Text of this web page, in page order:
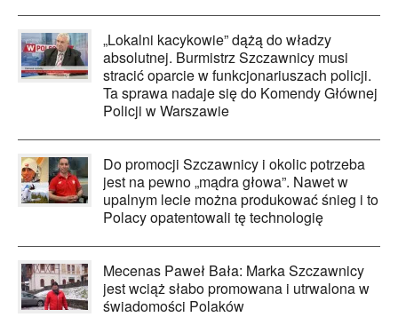
„Lokalni kacykowie” dążą do władzy
absolutnej. Burmistrz Szczawnicy musi
stracić oparcie w funkcjonariuszach policji.
Ta sprawa nadaje się do Komendy Głównej
Policji w Warszawie
Do promocji Szczawnicy i okolic potrzeba
jest na pewno „mądra głowa”. Nawet w
upalnym lecie można produkować śnieg i to
Polacy opatentowali tę technologię
Mecenas Paweł Bała: Marka Szczawnicy
jest wciąż słabo promowana i utrwalona w
świadomości Polaków